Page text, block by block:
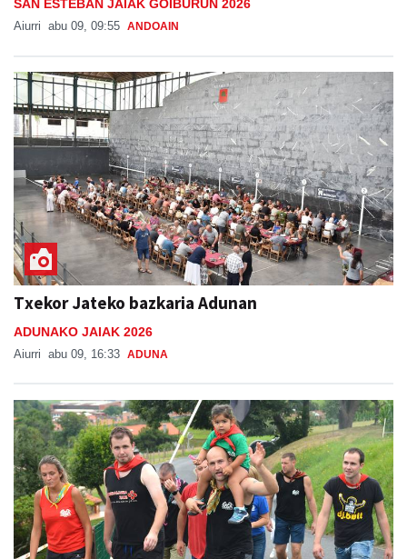
SAN ESTEBAN JAIAK GOIBURUN 2026
Aiurri abu 09, 09:55 ANDOAIN
Txekor Jateko bazkaria Adunan
ADUNAKO JAIAK 2026
Aiurri abu 09, 16:33 ADUNA